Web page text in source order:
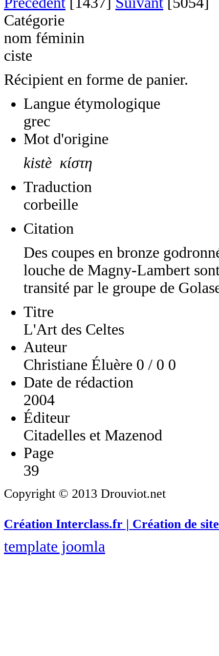
Catégorie
nom féminin
ciste
Récipient en forme de panier.
Langue étymologique
grec
Mot d'origine
kistè κίστη
Traduction
corbeille
Citation
Des coupes en bronze
louche de Magny-Lambert
transité par le groupe de
Titre
L'Art des Celtes
Auteur
Christiane Éluère 0 / 0 0
Date de rédaction
2004
Éditeur
Citadelles et Mazenod
Page
39
Copyright © 2013 Drouviot.net
Création Interclass.fr | Création de
template joomla